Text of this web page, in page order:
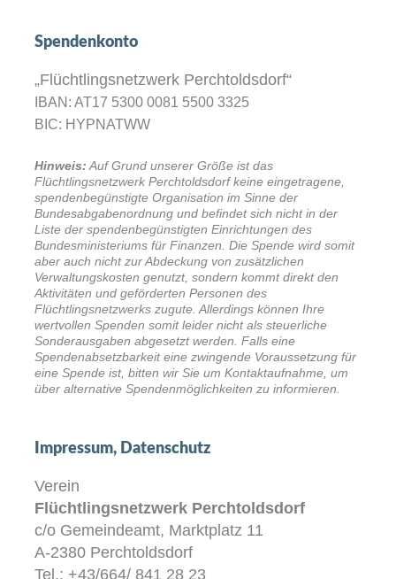
Spendenkonto
„Flüchtlingsnetzwerk Perchtoldsdorf“
IBAN: AT17 5300 0081 5500 3325
BIC: HYPNATWW
Hinweis: Auf Grund unserer Größe ist das
Flüchtlingsnetzwerk Perchtoldsdorf keine eingetragene,
spendenbegünstigte Organisation im Sinne der
Bundesabgabenordnung und befindet sich nicht in der
Liste der spendenbegünstigten Einrichtungen des
Bundesministeriums für Finanzen. Die Spende wird somit
aber auch nicht zur Abdeckung von zusätzlichen
Verwaltungskosten genutzt, sondern kommt direkt den
Aktivitäten und geförderten Personen des
Flüchtlingsnetzwerks zugute. Allerdings können Ihre
wertvollen Spenden somit leider nicht als steuerliche
Sonderausgaben abgesetzt werden. Falls eine
Spendenabsetzbarkeit eine zwingende Voraussetzung für
eine Spende ist, bitten wir Sie um Kontaktaufnahme, um
über alternative Spendenmöglichkeiten zu informieren.
Impressum, Datenschutz
Verein
Flüchtlingsnetzwerk Perchtoldsdorf
c/o Gemeindeamt, Marktplatz 11
A-2380 Perchtoldsdorf
Tel.: +43/664/ 841 28 23